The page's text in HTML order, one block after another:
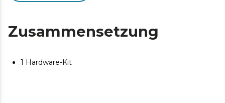
Zusammensetzung
1 Hardware-Kit